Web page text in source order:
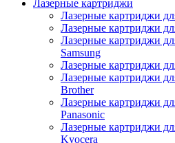
Лазерные картриджи
Лазерные картриджи
Лазерные картриджи
Лазерные картриджи
Samsung
Лазерные картриджи
Лазерные картриджи
Brother
Лазерные картриджи
Panasonic
Лазерные картриджи
Kyocera